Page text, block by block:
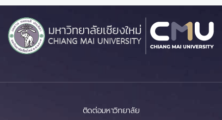
ติดต่อมหาวิทยาลัย